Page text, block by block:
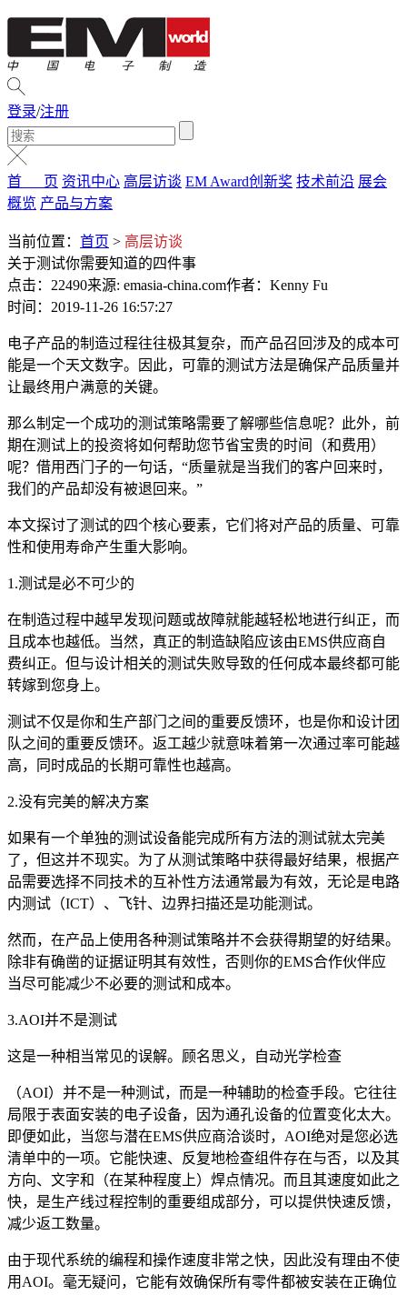
登录/注册
首 页 资讯中心 高层访谈 EM Award创新奖 技术前沿 展会
概览 产品与方案
当前位置： 首页 > 高层访谈
关于测试你需要知道的四件事
点击：22490来源: emasia-china.com作者：Kenny Fu
时间：2019-11-26 16:57:27
电子产品的制造过程往往极其复杂，而产品召回涉及的成本可
能是一个天文数字。因此，可靠的测试方法是确保产品质量并
让最终用户满意的关键。
那么制定一个成功的测试策略需要了解哪些信息呢？此外，前
期在测试上的投资将如何帮助您节省宝贵的时间（和费用）
呢？借用西门子的一句话，“质量就是当我们的客户回来时，
我们的产品却没有被退回来。”
本文探讨了测试的四个核心要素，它们将对产品的质量、可靠
性和使用寿命产生重大影响。
1.测试是必不可少的
在制造过程中越早发现问题或故障就能越轻松地进行纠正，而
且成本也越低。当然，真正的制造缺陷应该由EMS供应商自
费纠正。但与设计相关的测试失败导致的任何成本最终都可能
转嫁到您身上。
测试不仅是你和生产部门之间的重要反馈环，也是你和设计团
队之间的重要反馈环。返工越少就意味着第一次通过率可能越
高，同时成品的长期可靠性也越高。
2.没有完美的解决方案
如果有一个单独的测试设备能完成所有方法的测试就太完美
了，但这并不现实。为了从测试策略中获得最好结果，根据产
品需要选择不同技术的互补性方法通常最为有效，无论是电路
内测试（ICT）、飞针、边界扫描还是功能测试。
然而，在产品上使用各种测试策略并不会获得期望的好结果。
除非有确凿的证据证明其有效性，否则你的EMS合作伙伴应
当尽可能减少不必要的测试和成本。
3.AOI并不是测试
这是一种相当常见的误解。顾名思义，自动光学检查
（AOI）并不是一种测试，而是一种辅助的检查手段。它往往
局限于表面安装的电子设备，因为通孔设备的位置变化太大。
即便如此，当您与潜在EMS供应商洽谈时，AOI绝对是您必选
清单中的一项。它能快速、反复地检查组件存在与否，以及其
方向、文字和（在某种程度上）焊点情况。而且其速度如此之
快，是生产线过程控制的重要组成部分，可以提供快速反馈，
减少返工数量。
由于现代系统的编程和操作速度非常之快，因此没有理由不使
用AOI。毫无疑问，它能有效确保所有零件都被安装在正确位